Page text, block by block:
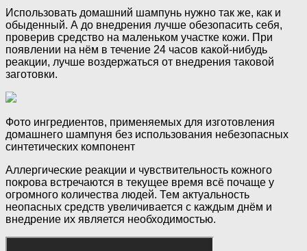
Использовать домашний шампунь нужно так же, как и
обыденный. А до внедрения лучше обезопасить себя,
проверив средство на маленьком участке кожи. При
появлении на нём в течение 24 часов какой-нибудь
реакции, лучше воздержаться от внедрения таковой
заготовки.
Фото ингредиентов, применяемых для изготовления
домашнего шампуня без использования небезопасных
синтетических компонент
Аллергические реакции и чувствительность кожного
покрова встречаются в текущее время всё почаще у
огромного количества людей. Тем актуальность
неопасных средств увеличивается с каждым днём и
внедрение их является необходимостью.